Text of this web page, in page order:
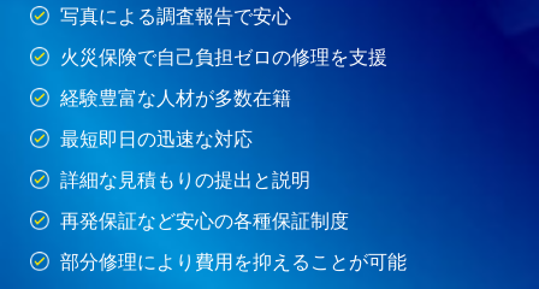
写真による調査報告で安心
火災保険で自己負担ゼロの修理を支援
経験豊富な人材が多数在籍
最短即日の迅速な対応
詳細な見積もりの提出と説明
再発保証など安心の各種保証制度
部分修理により費用を抑えることが可能